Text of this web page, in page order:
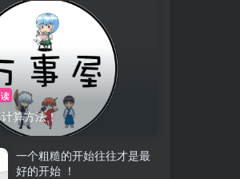
算方法！
一个粗糙的开始往往才是最
好的开始 ！